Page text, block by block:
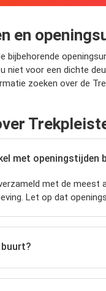
en
bijbehorende
niet voor een dichte
zoeken over de
met openingstijden
met de meest
Let op dat